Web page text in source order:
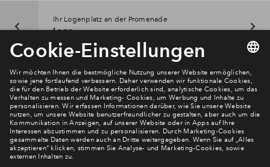
Ihr Logenplatz an der Promenade
Lage
Newsletter Anmeldung
Verpassen Sie zu diesem Wohnprojekt keine Neuigkeiten
mehr! Wir halten Sie auf dem Laufenden – mit unserem
regelmäßig erscheinenden Newsletter informieren wir Sie
über den Stand dieses und weiterer Neubauprojekte.